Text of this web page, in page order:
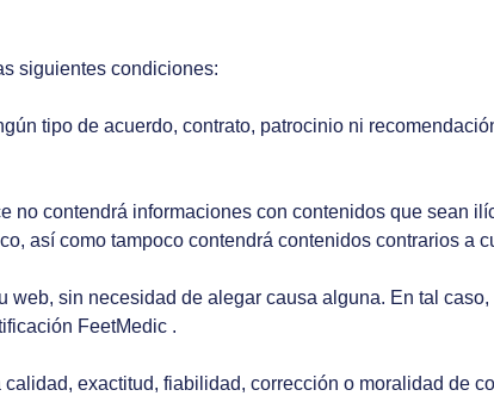
siguientes condiciones:
tipo de acuerdo, contrato, patrocinio ni
no contendrá informaciones con contenidos que sean
así como tampoco contendrá contenidos contrarios a
web, sin necesidad de alegar causa alguna. En tal
FeetMedic .
exactitud, fiabilidad, corrección o moralidad de